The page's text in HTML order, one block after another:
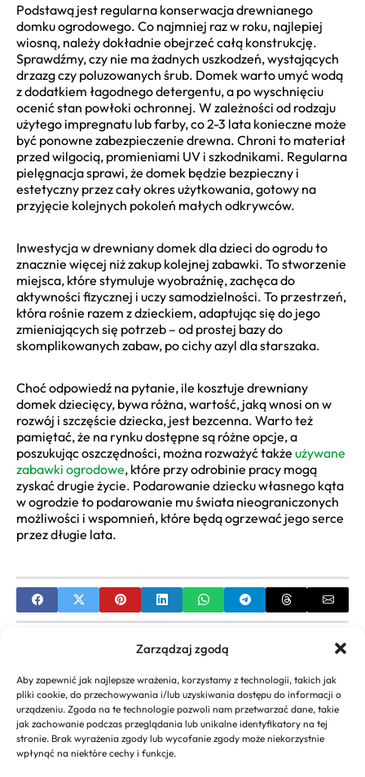
Zarządzaj zgodą
Aby zapewnić jak najlepsze wrażenia, korzystamy z technologii, takich jak
pliki cookie, do przechowywania i/lub uzyskiwania dostępu do informacji o
urządzeniu. Zgoda na te technologie pozwoli nam przetwarzać dane, takie
jak zachowanie podczas przeglądania lub unikalne identyfikatory na tej
stronie. Brak wyrażenia zgody lub wycofanie zgody może niekorzystnie
wpłynąć na niektóre cechy i funkcje.
Podstawą jest regularna konserwacja drewnianego
domku ogrodowego. Co najmniej raz w roku, najlepiej
wiosną, należy dokładnie obejrzeć całą konstrukcję.
Sprawdźmy, czy nie ma żadnych uszkodzeń, wystających
drzazg czy poluzowanych śrub. Domek warto umyć wodą
z dodatkiem łagodnego detergentu, a po wyschnięciu
ocenić stan powłoki ochronnej. W zależności od rodzaju
użytego impregnatu lub farby, co 2-3 lata konieczne może
być ponowne zabezpieczenie drewna. Chroni to materiał
przed wilgocią, promieniami UV i szkodnikami. Regularna
pielęgnacja sprawi, że domek będzie bezpieczny i
estetyczny przez cały okres użytkowania, gotowy na
przyjęcie kolejnych pokoleń małych odkrywców.
Inwestycja w drewniany domek dla dzieci do ogrodu to
znacznie więcej niż zakup kolejnej zabawki. To stworzenie
miejsca, które stymuluje wyobraźnię, zachęca do
aktywności fizycznej i uczy samodzielności. To przestrzeń,
która rośnie razem z dzieckiem, adaptując się do jego
zmieniających się potrzeb – od prostej bazy do
skomplikowanych zabaw, po cichy azyl dla starszaka.
Choć odpowiedź na pytanie, ile kosztuje drewniany
domek dziecięcy, bywa różna, wartość, jaką wnosi on w
rozwój i szczęście dziecka, jest bezcenna. Warto też
pamiętać, że na rynku dostępne są różne opcje, a
poszukując oszczędności, można rozważyć także używane
zabawki ogrodowe, które przy odrobinie pracy mogą
zyskać drugie życie. Podarowanie dziecku własnego kąta
w ogrodzie to podarowanie mu świata nieograniczonych
możliwości i wspomnień, które będą ogrzewać jego serce
przez długie lata.
Efektowne aranżacje rojników w ogrodzie |
Porady i pielęgnacja
NEXT
Aranżacje klombów w ogrodzie – jak planować i